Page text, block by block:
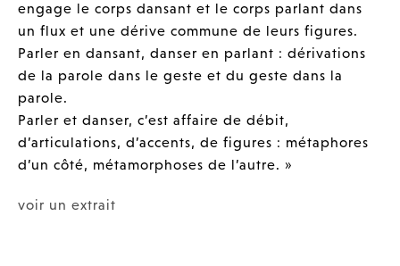
engage le corps dansant et le corps parlant dans
un flux et une dérive commune de leurs figures.
Parler en dansant, danser en parlant : dérivations
de la parole dans le geste et du geste dans la
parole.
Parler et danser, c’est affaire de débit,
d’articulations, d’accents, de figures : métaphores
d’un côté, métamorphoses de l’autre. »
voir un extrait